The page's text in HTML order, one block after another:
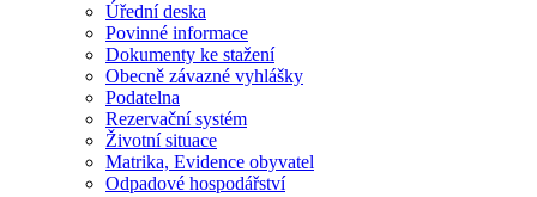
Úřední deska
Povinné informace
Dokumenty ke stažení
Obecně závazné vyhlášky
Podatelna
Rezervační systém
Životní situace
Matrika, Evidence obyvatel
Odpadové hospodářství